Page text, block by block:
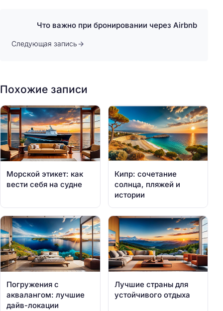
Что важно при бронировании через Airbnb
Следующая запись
Похожие записи
Морской этикет: как
вести себя на судне
Кипр: сочетание
солнца, пляжей и
истории
Погружения с
аквалангом: лучшие
дайв-локации
Лучшие страны для
устойчивого отдыха